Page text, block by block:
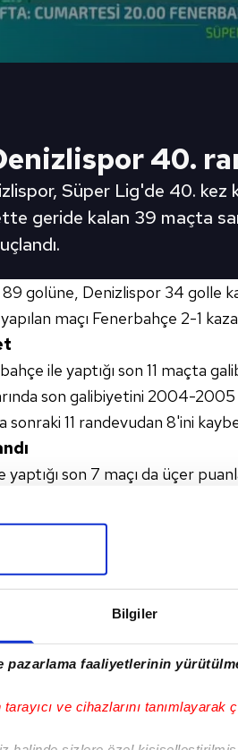
Bilgiler
faaliyetlerinin
ve cihazlarını tanımlayarak
40.
Süper Lig'de 40. kez
geride kalan 39 maçta
golüne, Denizlispor 34 golle
maçı Fenerbahçe 2-1
ile yaptığı son 11 maçta
son galibiyetini 2004-
sonraki 11 randevudan 8'ini
son 7 maçı da üçer
ikinci yarısında evinde
yarısında oynadığı maçlarda
yok
İstanbul'da yapılan lig
Fenerbahçe 16 galibiyet
Denizlispor 15 golle karşılık
1995-1996 sezonunda
takımın lig tarihindeki ilk